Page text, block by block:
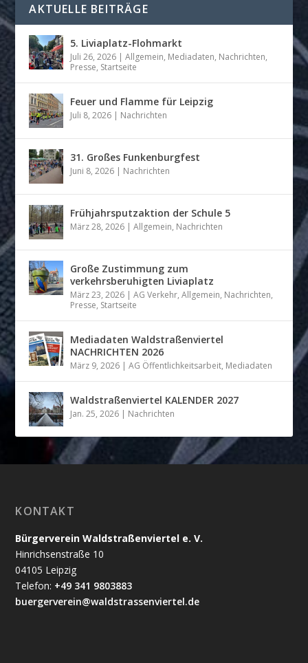
AKTUELLE BEITRÄGE
5. Liviaplatz-Flohmarkt
Juli 26, 2026 |Allgemein, Mediadaten, Nachrichten,
Presse, Startseite
Feuer und Flamme für Leipzig
Juli 8, 2026 | Nachrichten
31. Großes Funkenburgfest
Juni 8, 2026 | Nachrichten
Frühjahrsputzaktion der Schule 5
März 28, 2026 |Allgemein, Nachrichten
Große Zustimmung zum
verkehrsberuhigten Liviaplatz
März 23, 2026 |AG Verkehr,Allgemein, Nachrichten,
Presse, Startseite
Mediadaten Waldstraßenviertel
NACHRICHTEN 2026
März 9, 2026 |AG Öffentlichkeitsarbeit, Mediadaten
Waldstraßenviertel KALENDER 2027
Jan. 25, 2026 | Nachrichten
KONTAKT
Bürgerverein Waldstraßenviertel e. V.
Hinrichsenstraße 10
04105 Leipzig
Telefon: +49 341 9803883
buergerverein@waldstrassenviertel.de